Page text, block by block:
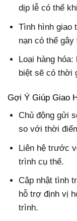
dịp lễ có thể
Tình hình giao
nạn có thể gây
Loại hàng
biệt sẽ có thời
Gợi Ý Giúp Giao
Chủ động gửi
so với thời
Liên hệ trước
trình cụ thể.
Cập nhật tình
hỗ trợ định vị
trình.